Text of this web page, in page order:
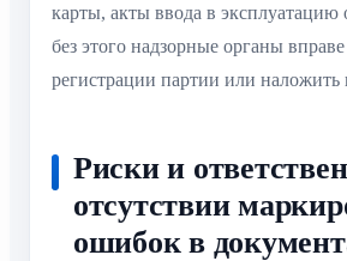
карты, акты ввода в
без этого надзорные органы вправе
регистрации партии или наложить
Риски и
отсутствии
ошибок в